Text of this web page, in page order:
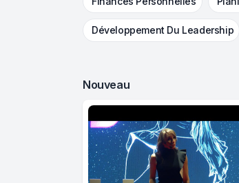
Développement Du Leadership
Nouveau